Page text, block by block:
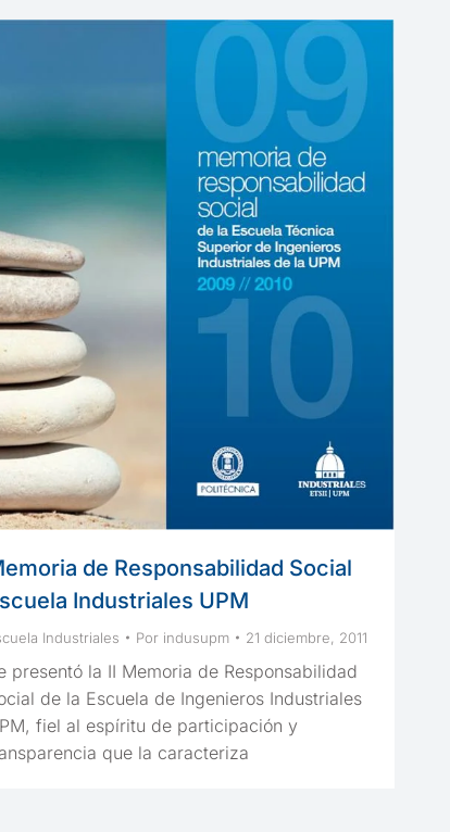
de Responsabilidad Social
Industriales UPM
Industriales Por indusupm 21 diciembre, 2011
presentó la II Memoria de Responsabilidad
de la Escuela de Ingenieros Industriales
fiel al espíritu de participación y
que la caracteriza